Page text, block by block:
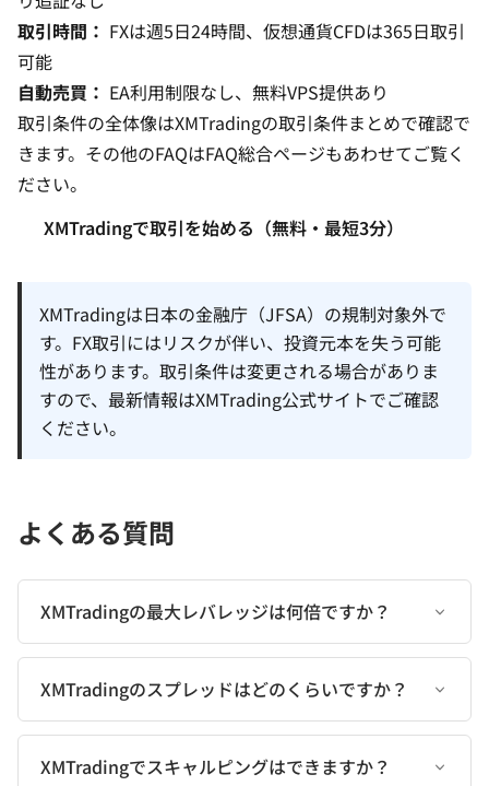
取引時間： FXは週5日24時間、仮想通貨CFDは365日取引
可能
自動売買： EA利用制限なし、無料VPS提供あり
取引条件の全体像はXMTradingの取引条件まとめで確認で
きます。その他のFAQはFAQ総合ページもあわせてご覧く
ださい。
XMTradingで取引を始める（無料・最短3分）
XMTradingは日本の金融庁（JFSA）の規制対象外で
す。FX取引にはリスクが伴い、投資元本を失う可能
性があります。取引条件は変更される場合がありま
すので、最新情報はXMTrading公式サイトでご確認
ください。
よくある質問
XMTradingの最大レバレッジは何倍ですか？
XMTradingのスプレッドはどのくらいですか？
XMTradingでスキャルピングはできますか？